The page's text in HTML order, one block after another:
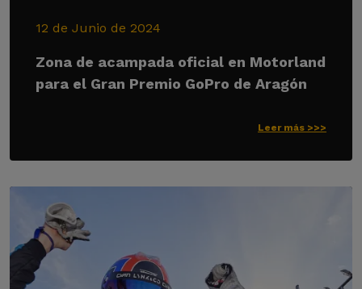
12 de Junio de 2024
Zona de acampada oficial en Motorland
para el Gran Premio GoPro de Aragón
Leer más >>>